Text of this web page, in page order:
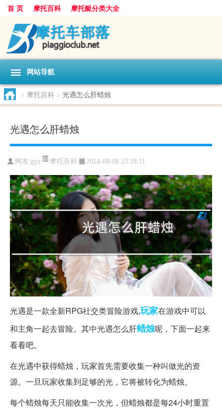
首 页 摩托百科 摩托艇分类大全
网站导航
> 摩托百科 > 光遇怎么肝蜡烛
光遇怎么肝蜡烛
网友:gyz 摩托百科 2024-08-08 23:18:11
光遇是一款全新RPG社交类冒险游戏,玩家在游戏中可以
和主角一起去冒险。其中光遇怎么肝蜡烛呢，下面一起来
看看吧。
在光遇中获得蜡烛，玩家首先需要收集一种叫做光的资
源。一旦玩家收集到足够的光，它将被转化为蜡烛。
每个蜡烛每天只能收集一次光，但蜡烛都是每24小时重置